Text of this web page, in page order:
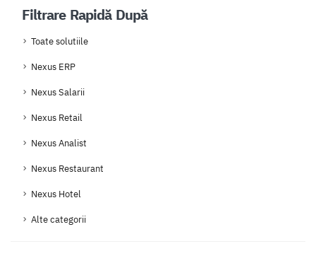
Filtrare Rapidă După
Toate solutiile
Nexus ERP
Nexus Salarii
Nexus Retail
Nexus Analist
Nexus Restaurant
Nexus Hotel
Alte categorii